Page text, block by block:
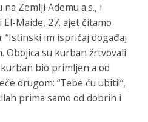
Zemlji Ademu a.s., i
El-Maide, 27. ajet čitamo
“Istinski im ispričaj događaj
Obojica su kurban žrtvovali
bio primljen a od
drugom: “Tebe ću ubiti!“,
prima samo od dobrih i